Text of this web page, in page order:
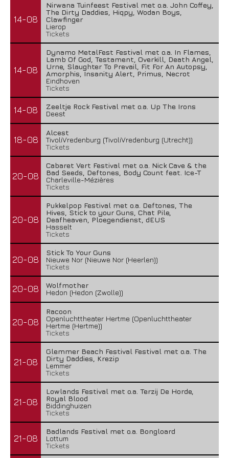
14-08
Nirwana Tuinfeest Festival met o.a. John Coffey,
The Dirty Daddies, Hiqpy, Wodan Boys,
Clawfinger
Lierop
Tickets
14-08
Dynamo MetalFest Festival met o.a. In Flames,
Lamb Of God, Testament, Overkill, Death Angel,
Urne, Slaughter To Prevail, Fit For An Autopsy,
Amorphis, Insanity Alert, Primus, Necrot
Eindhoven
Tickets
14-08
Zeeltje Rock Festival met o.a. Up The Irons
Deest
18-08
Alcest
TivoliVredenburg (TivoliVredenburg (Utrecht))
Tickets
20-08
Cabaret Vert Festival met o.a. Nick Cave & the
Bad Seeds, Deftones, Body Count feat. Ice-T
Charleville-Mézières
Tickets
20-08
Pukkelpop Festival met o.a. Deftones, The
Hives, Stick to your Guns, Chat Pile,
Deafheaven, Ploegendienst, dEUS
Hasselt
Tickets
20-08
Stick To Your Guns
Nieuwe Nor (Nieuwe Nor (Heerlen))
Tickets
20-08
Wolfmother
Hedon (Hedon (Zwolle))
20-08
Racoon
Openluchttheater Hertme (Openluchttheater
Hertme (Hertme))
Tickets
21-08
Glemmer Beach Festival Festival met o.a. The
Dirty Daddies, Krezip
Lemmer
Tickets
21-08
Lowlands Festival met o.a. Terzij De Horde,
Royal Blood
Biddinghuizen
Tickets
21-08
Badlands Festival met o.a. Bongloard
Lottum
Tickets